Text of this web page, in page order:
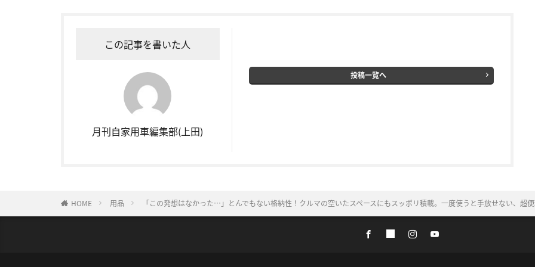
この記事を書いた人
月刊自家用車編集部(上田)
投稿一覧へ
HOME 用品 「この発想はなかった…」とんでもない格納性！クルマの空いたスペースにもスッポリ積載。一度使うと手放せない、超